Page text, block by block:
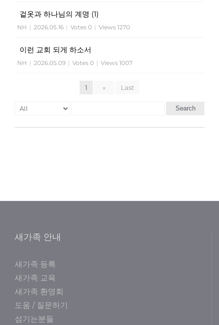
겉옷과 하나님의 계명 (1)
NH | 2026.05.16 | Votes 0 | Views 1270
이런 교회 되게 하소서
NH | 2026.05.09 | Votes 0 | Views 1007
1 » Last
Search
새가족 안내
새가족 등록
새가족 교육
새가족 환영회
도움 / 질문하기
섬기는분들